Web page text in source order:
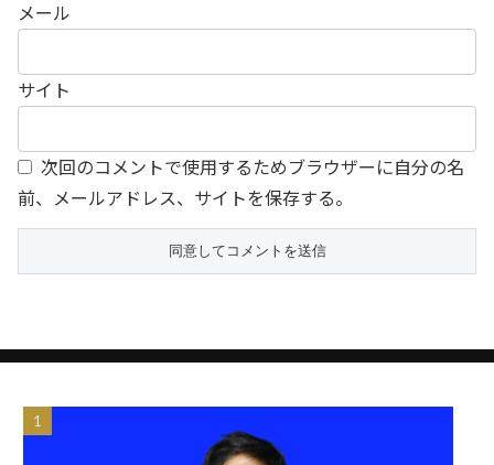
メール
サイト
次回のコメントで使用するためブラウザーに自分の名
前、メールアドレス、サイトを保存する。